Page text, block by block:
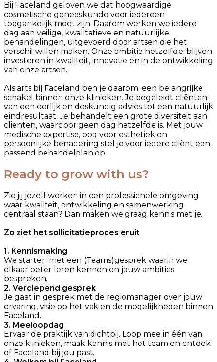
Bij Faceland geloven we dat hoogwaardige
cosmetische geneeskunde voor iedereen
toegankelijk moet zijn. Daarom werken we iedere
dag aan veilige, kwalitatieve en natuurlijke
behandelingen, uitgevoerd door artsen die het
verschil willen maken. Onze ambitie hetzelfde: blijven
investeren in kwaliteit, innovatie én in de ontwikkeling
van onze artsen.
Als arts bij Faceland ben je daarom een belangrijke
schakel binnen onze klinieken. Je begeleidt cliënten
van een eerlijk en deskundig advies tot een natuurlijk
eindresultaat. Je behandelt een grote diversiteit aan
cliënten, waardoor geen dag hetzelfde is. Met jouw
medische expertise, oog voor esthetiek en
persoonlijke benadering stel je voor iedere cliënt een
passend behandelplan op.
Ready to grow with us?
Zie jij jezelf werken in een professionele omgeving
waar kwaliteit, ontwikkeling en samenwerking
centraal staan? Dan maken we graag kennis met je.
Zo ziet het sollicitatieproces eruit
1. Kennismaking
We starten met een (Teams)gesprek waarin we
elkaar beter leren kennen en jouw ambities
bespreken.
2. Verdiepend gesprek
Je gaat in gesprek met de regiomanager over jouw
ervaring, visie op het vak en de mogelijkheden binnen
Faceland.
3. Meeloopdag
Ervaar de praktijk van dichtbij. Loop mee in één van
onze klinieken, maak kennis met het team en ontdek
of Faceland bij jou past.